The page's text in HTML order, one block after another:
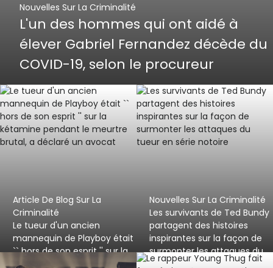
Nouvelles Sur La Criminalité
L'un des hommes qui ont aidé à
élever Gabriel Fernandez décède du
COVID-19, selon le procureur
Article De Blog Sur La
Criminalité
Le tueur d'un ancien
mannequin de Playboy était
`` hors de son esprit '' sur la
kétamine pendant le
Nouvelles Sur La Criminalité
Les survivants de Ted Bundy
partagent des histoires
inspirantes sur la façon de
surmonter les attaques du
tueur en série notoire